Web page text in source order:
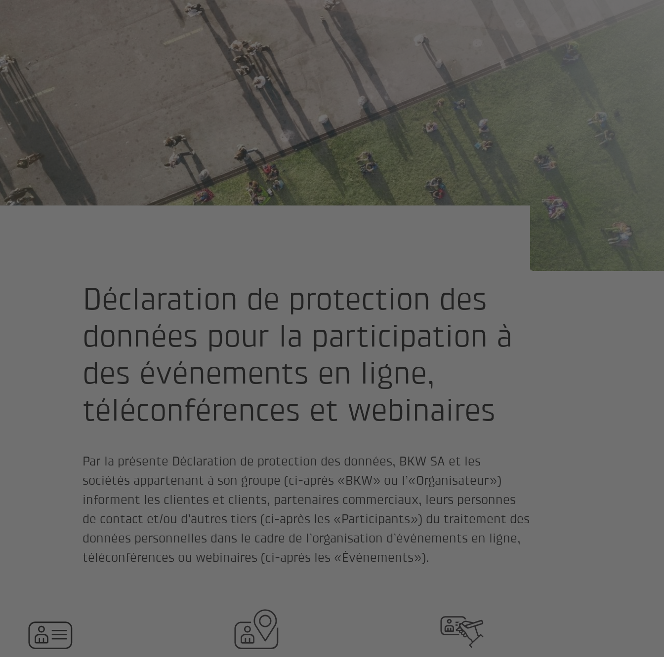
Déclaration de protection des
données pour la participation à
des événements en ligne,
téléconférences et webinaires
Par la présente Déclaration de protection des données, BKW SA et les
sociétés appartenant à son groupe (ci-après «BKW» ou l’«Organisateur»)
informent les clientes et clients, partenaires commerciaux, leurs personnes
de contact et/ou d’autres tiers (ci-après les «Participants») du traitement des
données personnelles dans le cadre de l’organisation d’événements en ligne,
téléconférences ou webinaires (ci-après les «Événements»).